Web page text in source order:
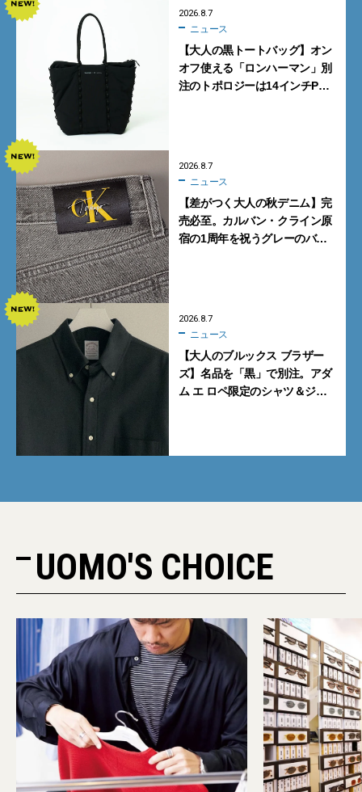
2026.8.7
ニュース
【大人の黒トートバッグ】オン
オフ使える「ロンハーマン」別
注のトポロジーは14インチPC
2026.8.7
ニュース
【差がつく大人の秋デニム】完
売必至。カルバン・クライン原
宿の1周年を祝うグレーのバ
2026.8.7
ニュース
【大人のブルックス ブラザー
ズ】名品を「黒」で別注。アダ
ム エ ロペ限定のシャツ＆ジャ
UOMO'S CHOICE